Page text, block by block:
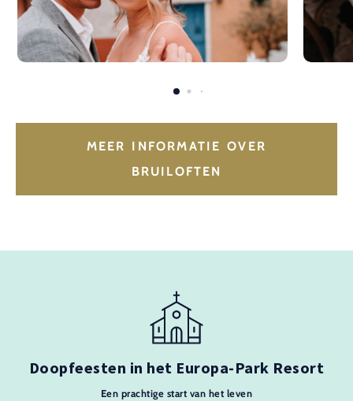
MEER INFORMATIE OVER
BRUILOFTEN
Doopfeesten in het Europa-Park Resort
Een prachtige start van het leven